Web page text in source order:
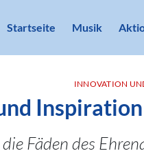
Startseite Musik
INNOVATION
Fäden des